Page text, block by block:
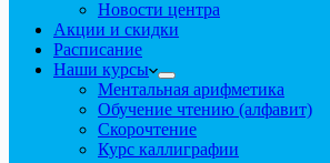
Новости центра
Акции и скидки
Расписание
Наши курсы
Ментальная арифметика
Обучение чтению (алфавит)
Скорочтение
Курс каллиграфии